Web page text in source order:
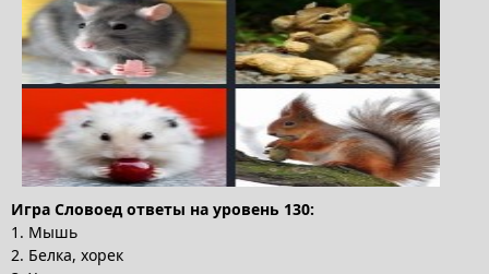
Игра Словоед ответы на уровень 130:
1. Мышь
2. Белка, хорек